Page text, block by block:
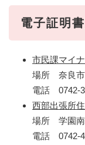
電子証明
市民課マイ
場所 奈良市
電話 0742-
西部出張所
場所 学園
電話 0742-